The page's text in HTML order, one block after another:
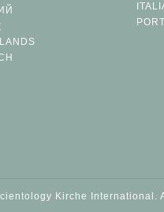
Kirche International.